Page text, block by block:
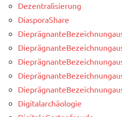
Dezentralisierung
DiasporaShare
Digitalarchäologie